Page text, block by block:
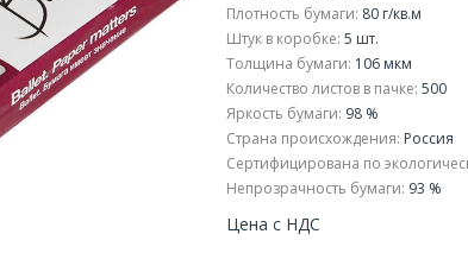
Плотность бумаги: 80 г/кв.м
Штук в коробке: 5 шт.
Толщина бумаги: 106 мкм
Количество листов в пачке: 500
Яркость бумаги: 98 %
Страна происхождения: Россия
Сертифицирована по
Непрозрачность бумаги: 93 %
Цена с НДС